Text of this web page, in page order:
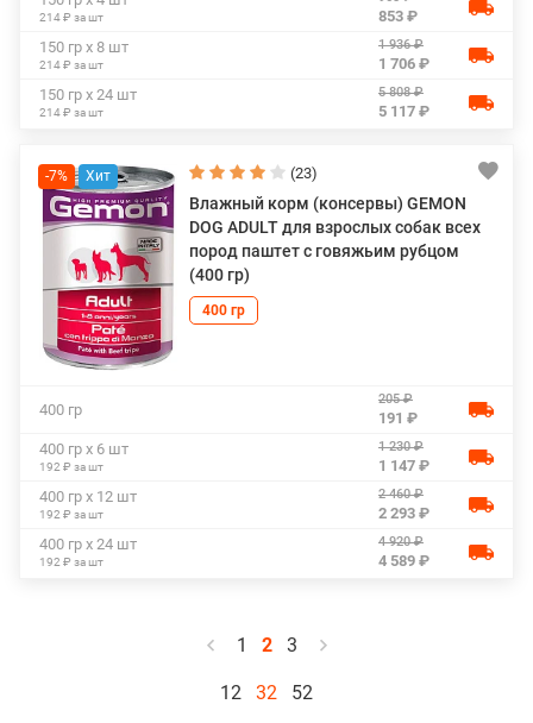
214 ₽ за шт
853 ₽
150 гр х 8 шт
214 ₽ за шт
1 936 ₽
1 706 ₽
150 гр х 24 шт
214 ₽ за шт
5 808 ₽
5 117 ₽
-7% (23)
Влажный корм (консервы) GEMON
DOG ADULT для взрослых собак всех
пород паштет с говяжьим рубцом
(400 гр)
400 гр
400 гр
205 ₽
191 ₽
400 гр х 6 шт
192 ₽ за шт
1 230 ₽
1 147 ₽
400 гр х 12 шт
192 ₽ за шт
2 460 ₽
2 293 ₽
400 гр х 24 шт
192 ₽ за шт
4 920 ₽
4 589 ₽
1 2 3
12 32 52